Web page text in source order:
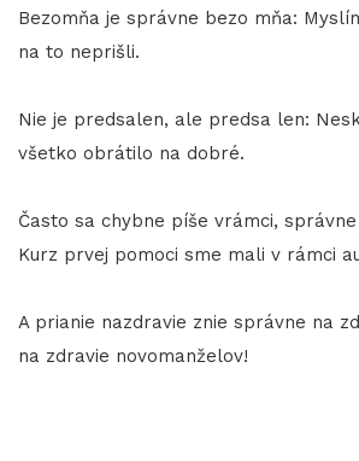
Bezomňa je správne bezo mňa:
na to neprišli.
Nie je predsalen, ale predsa len:
všetko obrátilo na dobré.
Často sa chybne píše vrámci,
Kurz prvej pomoci sme mali v rámci
A prianie nazdravie znie správne na
na zdravie novomanželov!